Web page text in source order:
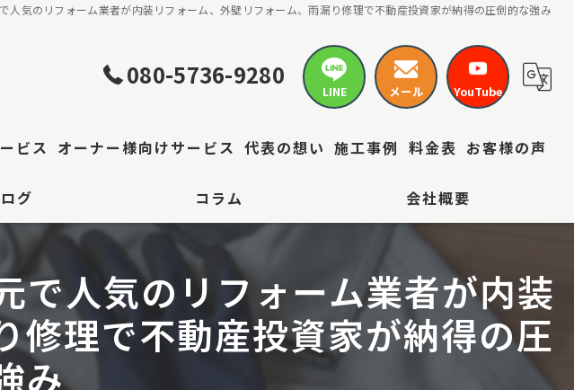
人気のリフォーム業者が内装リフォーム、外壁リフォーム、雨漏り修理で不動産投資家が納得の圧倒的な強み
080-5736-9280
LINE メール YouTube
ビス オーナー様向けサービス 代表の想い 施工事例 料金表 お客様の声
グ コラム 会社概要
で人気のリフォーム業者が内装
修理で不動産投資家が納得の圧
み